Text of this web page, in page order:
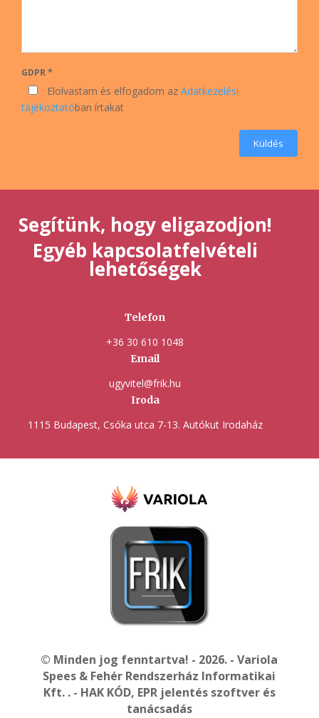
GDPR *
Elolvastam és elfogadom az Adatkezelési
tájékoztatóban írtakat
Küldés
Segítünk, hogy eligazodjon!
Egyéb kapcsolatfelvételi
lehetőségek
Telefon
+36 30 610 1048
Email
ugyvitel@frik.hu
Iroda
1115 Budapest, Csóka utca 7-13. Autókut Irodaház
© Minden jog fenntartva! - 2026. - Variola
Spees & Fehér Rendszerház Informatikai
Kft. . - HAK KÓD, EPR jelentés szoftver és
tanácsadás